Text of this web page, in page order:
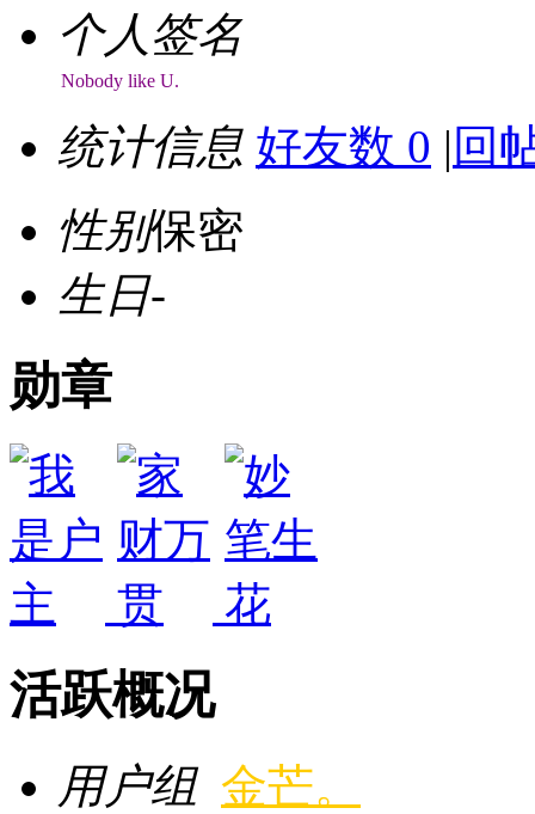
个人签名
Nobody like U.
统计信息 好友数 0 | 回
性别保密
生日-
勋章
活跃概况
用户组 金芒。